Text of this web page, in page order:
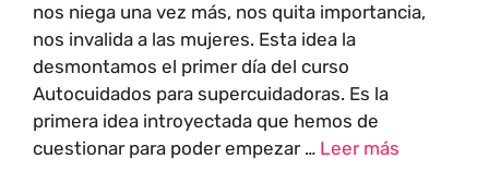
nos niega una vez más, nos quita importancia,
nos invalida a las mujeres. Esta idea la
desmontamos el primer día del curso
Autocuidados para supercuidadoras. Es la
primera idea introyectada que hemos de
cuestionar para poder empezar … Leer más